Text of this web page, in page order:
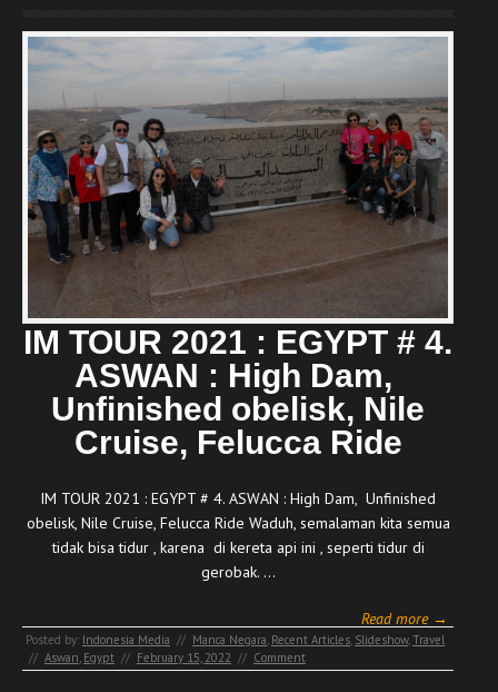
IM TOUR 2021 : EGYPT # 4.
ASWAN : High Dam,
Unfinished obelisk, Nile
Cruise, Felucca Ride
IM TOUR 2021 : EGYPT # 4. ASWAN : High Dam, Unfinished
obelisk, Nile Cruise, Felucca Ride Waduh, semalaman kita semua
tidak bisa tidur , karena di kereta api ini , seperti tidur di
gerobak. …
Read more →
Posted by: Indonesia Media // Manca Negara, Recent Articles, Slideshow,Travel
// Aswan, Egypt // February 15, 2022 // Comment